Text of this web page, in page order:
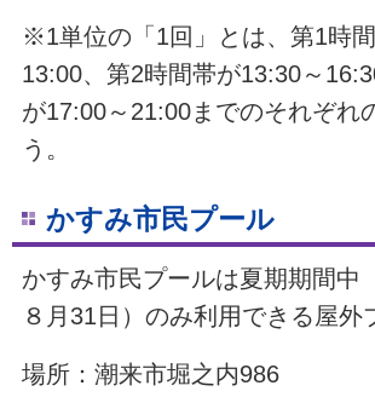
※1単位の「1回」とは、第1時
13:00、第2時間帯が13:30～
が17:00～21:00までのそれぞれ
う。
かすみ市民プール
かすみ市民プールは夏期期間中
８月31日）のみ利用できる屋外
場所：潮来市堀之内986